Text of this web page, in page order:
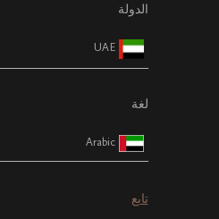
الدولة
UAE
لغة
Arabic
تابع